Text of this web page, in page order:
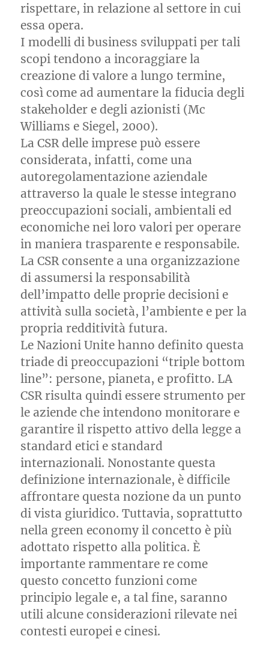
rispettare, in relazione al settore in cui
essa opera.
I modelli di business sviluppati per tali
scopi tendono a incoraggiare la
creazione di valore a lungo termine,
così come ad aumentare la fiducia degli
stakeholder e degli azionisti (Mc
Williams e Siegel, 2000).
La CSR delle imprese può essere
considerata, infatti, come una
autoregolamentazione aziendale
attraverso la quale le stesse integrano
preoccupazioni sociali, ambientali ed
economiche nei loro valori per operare
in maniera trasparente e responsabile.
La CSR consente a una organizzazione
di assumersi la responsabilità
dell’impatto delle proprie decisioni e
attività sulla società, l’ambiente e per la
propria redditività futura.
Le Nazioni Unite hanno definito questa
triade di preoccupazioni “triple bottom
line”: persone, pianeta, e profitto. LA
CSR risulta quindi essere strumento per
le aziende che intendono monitorare e
garantire il rispetto attivo della legge a
standard etici e standard
internazionali. Nonostante questa
definizione internazionale, è difficile
affrontare questa nozione da un punto
di vista giuridico. Tuttavia, soprattutto
nella green economy il concetto è più
adottato rispetto alla politica. È
importante rammentare re come
questo concetto funzioni come
principio legale e, a tal fine, saranno
utili alcune considerazioni rilevate nei
contesti europei e cinesi.